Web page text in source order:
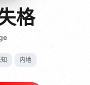
格
内地